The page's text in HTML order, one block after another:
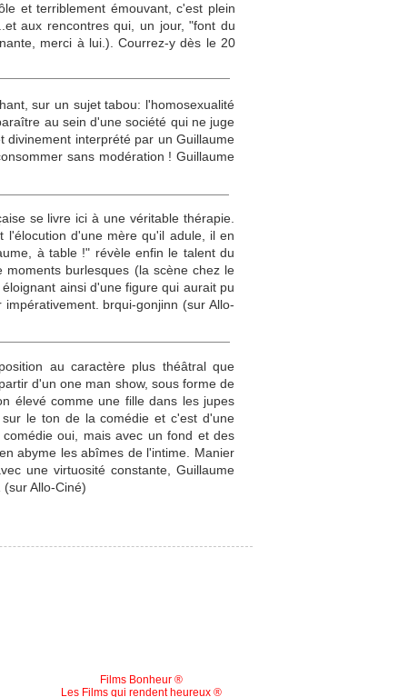
et terriblement émouvant, c'est plein
aux rencontres qui, un jour, "font du
merci à lui.). Courrez-y dès le 20
sur un sujet tabou: l'homosexualité
au sein d'une société qui ne juge
interprété par un Guillaume
sans modération ! Guillaume
se livre ici à une véritable thérapie.
l'élocution d'une mère qu'il adule, il en
à table !" révèle enfin le talent du
burlesques (la scène chez le
ainsi d'une figure qui aurait pu
brqui-gonjinn (sur Allo-
au caractère plus théâtral que
d'un one man show, sous forme de
élevé comme une fille dans les jupes
le ton de la comédie et c'est d'une
oui, mais avec un fond et des
abyme les abîmes de l'intime. Manier
une virtuosité constante, Guillaume
Allo-Ciné)
Films Bonheur ®
Les Films qui rendent heureux ®